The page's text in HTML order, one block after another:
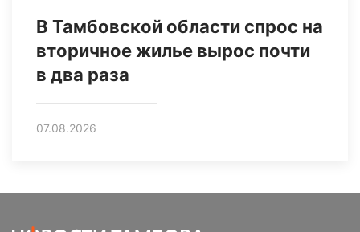
В Тамбовской области спрос на
вторичное жилье вырос почти
в два раза
07.08.2026